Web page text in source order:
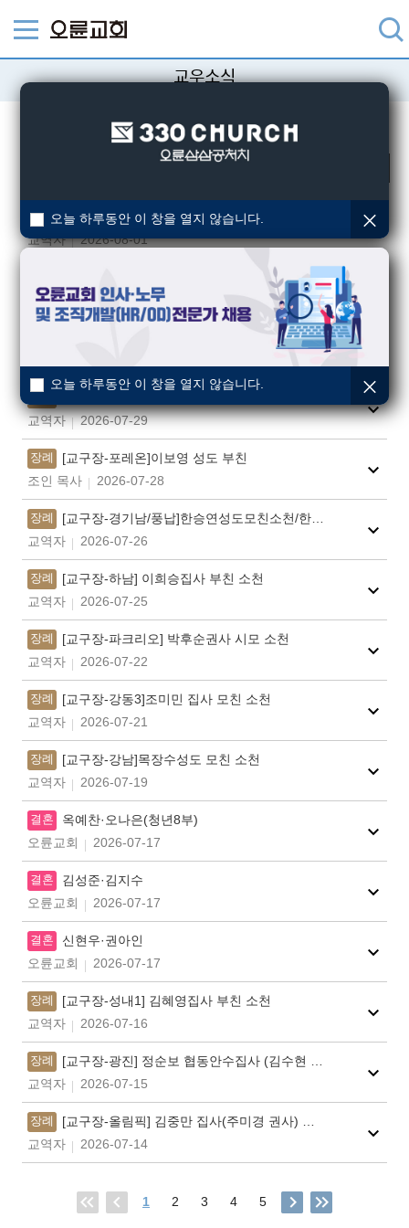
교우소식
성도님들의 다양한 소식을 알려드립니다.
장례
[교회장-하남] 故최화욱권사 소천
교역자
2026-08-01
이슬기(청년10부) · 최은지(청년10부)
오륜교회
2026-07-31
[교구장-경기남]김지선성도(이대희집사)부친 소천
교역자
2026-07-29
장례
[교구장-포레온]이보영 성도 부친
조인 목사
2026-07-28
장례
[교구장-경기남/풍납]한승연성도모친소천/한미정권사(김종학집사)모친
교역자
2026-07-26
장례
[교구장-하남] 이희승집사 부친 소천
교역자
2026-07-25
장례
[교구장-파크리오] 박후순권사 시모 소천
교역자
2026-07-22
장례
[교구장-강동3]조미민 집사 모친 소천
교역자
2026-07-21
장례
[교구장-강남]목장수성도 모친 소천
교역자
2026-07-19
결혼
옥예찬·오나은(청년8부)
오륜교회
2026-07-17
결혼
김성준·김지수
오륜교회
2026-07-17
결혼
신현우·권아인
오륜교회
2026-07-17
장례
[교구장-성내1] 김혜영집사 부친 소천
교역자
2026-07-16
장례
[교구장-광진] 정순보 협동안수집사 (김수현 협동권사) 모친 소천
교역자
2026-07-15
장례
[교구장-올림픽] 김중만 집사(주미경 권사) 모친 소천
교역자
2026-07-14
1 2 3 4 5
오늘 하루동안 이 창을 열지 않습니다.
오늘 하루동안 이 창을 열지 않습니다.